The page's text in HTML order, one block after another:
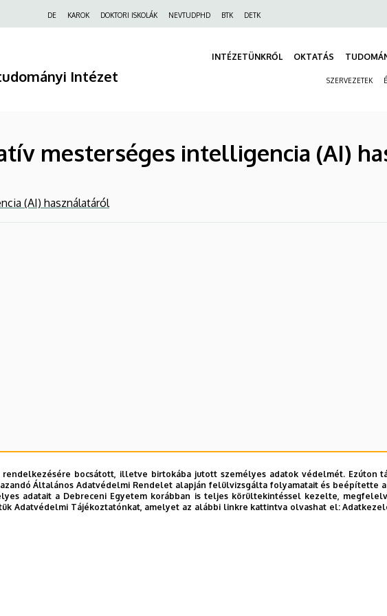
Felső
DE KAROK DOKTORI ISKOLÁK NEVTUDPHD BTK DETK
Intézet
INTÉZETÜNKRŐL OKTATÁS
SZERVEZETEK
mesterséges intelligencia (AI)
(AI) használatáról
bocsátott, illetve birtokába jutott személyes adatok védelmét. Ezúton
Általános Adatvédelmi Rendelet alapján felülvizsgálta folyamatait és beépítette
adatait a Debreceni Egyetem korábban is teljes körültekintéssel kezelte,
Adatvédelmi Tájékoztatónkat, amelyet az alábbi linkre kattintva olvashat el: